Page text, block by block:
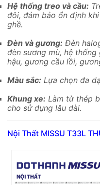
Hệ thống treo và cầu:
đôi, đảm bảo ổn định
ghề.
Đèn và gương: Đèn
đèn sương mù, hệ
hậu, gương cầu lồi,
Màu sắc: Lựa chọn đa
Khung xe: Làm từ thép
cho sử dụng lâu dài.
Nội Thất MISSU T33L